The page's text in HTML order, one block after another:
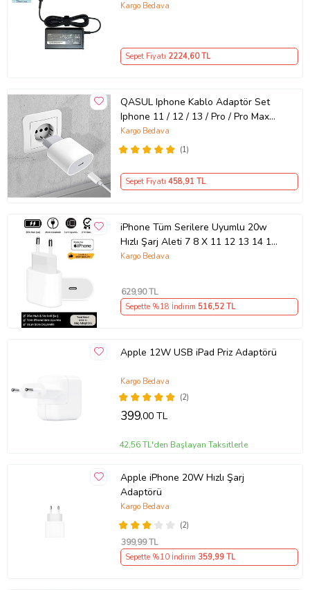
Kargo Bedava
Sepet Fiyatı 2224,60 TL
QASUL Iphone Kablo Adaptör Set
Iphone 11 / 12 / 13 / Pro / Pro Max
Uyumlu Şarj Aleti Seti
(1)
Kargo Bedava
Sepet Fiyatı 458,91 TL
iPhone Tüm Serilere Uyumlu 20w
Hızlı Şarj Aleti 7 8 X 11 12 13 14 15
16 İçin Type-C Girişli Adaptör
Kargo Bedava
629,90 TL
Sepette %18 İndirim 516,52 TL
Apple 12W USB iPad Priz Adaptörü
(2)
Kargo Bedava
399,00 TL
42,56 TL'den Başlayan Taksitlerle
Apple iPhone 20W Hızlı Şarj
Adaptörü
(2)
Kargo Bedava
399,99 TL
Sepette %10 İndirim 359,99 TL